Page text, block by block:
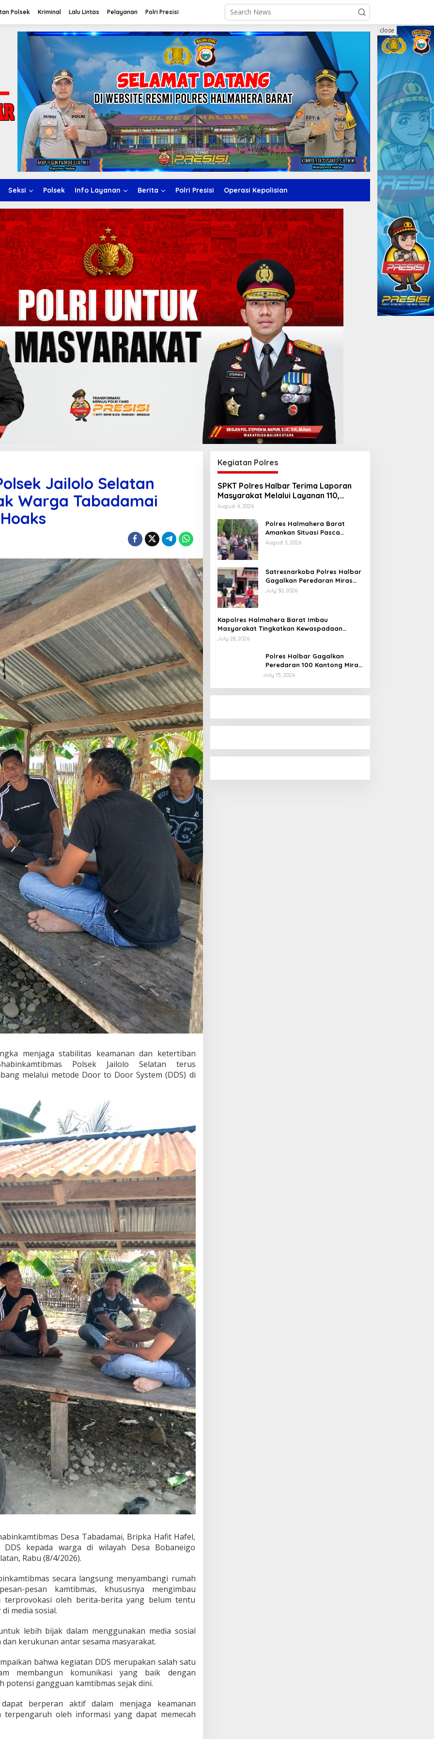
Polsek Kriminal Lalu Lintas Pelayanan Polri Presisi
Seksi Polsek Info Layanan Berita Polri Presisi Operasi Kepolisian
close
Jailolo Selatan
Warga Tabadamai
menjaga stabilitas keamanan dan ketertiban
Polsek Jailolo Selatan terus
melalui metode Door to Door System (DDS) di
Desa Tabadamai, Bripka Hafit Hafel,
DDS kepada warga di wilayah Desa Bobaneigo
Rabu (8/4/2026).
secara langsung menyambangi rumah
pesan kamtibmas, khususnya mengimbau
terprovokasi oleh berita-berita yang belum tentu
media sosial.
lebih bijak dalam menggunakan media sosial
kerukunan antar sesama masyarakat.
bahwa kegiatan DDS merupakan salah satu
membangun komunikasi yang baik dengan
potensi gangguan kamtibmas sejak dini.
berperan aktif dalam menjaga keamanan
oleh informasi yang dapat memecah
Kegiatan Polres
SPKT Polres Halbar Terima Laporan
Masyarakat Melalui Layanan 110,
Wujud Pelayanan Presisi 24 Jam
August 4, 2026
Polres Halmahera Barat
Amankan Situasi Pasca
Tarkam Di Tiga Desa, Mediasi
August 3, 2026
Satresnarkoba Polres Halbar
Gagalkan Peredaran Miras
Cap Tikus, Sita Ratusan
July 30, 2026
Kapolres Halmahera Barat Imbau
Masyarakat Tingkatkan Kewaspadaan
Cegah Kebakaran
July 28, 2026
Polres Halbar Gagalkan
Peredaran 100 Kantong Miras
Cap Tikus, Diamankan dari
July 15, 2026